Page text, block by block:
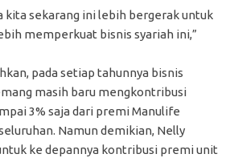
kita sekarang ini lebih bergerak untuk
memperkuat bisnis syariah ini,”
pada setiap tahunnya bisnis
masih baru mengkontribusi
3% saja dari premi Manulife
Namun demikian, Nelly
ke depannya kontribusi premi unit